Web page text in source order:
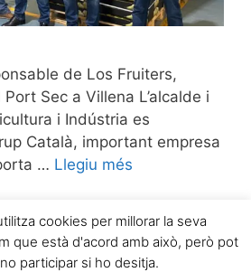
de Los Fruiters,
Sec a Villena L’alcalde i
i Indústria es
Català, important empresa
… Llegiu més
→
cookies per millorar la seva
que està d'acord amb això, però pot
participar si ho desitja.